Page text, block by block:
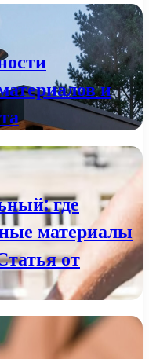
и
где
материалы
от